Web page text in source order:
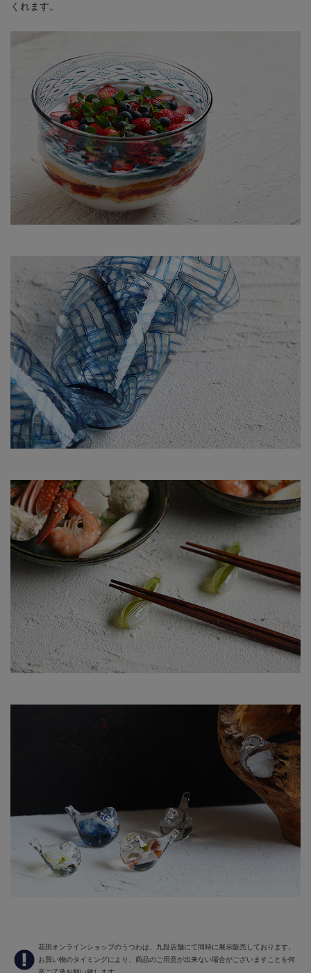
くれます。
花田オンラインショップのうつわは、九段店舗にて同時に展示販売しております。
お買い物のタイミングにより、商品のご用意が出来ない場合がございますことを何